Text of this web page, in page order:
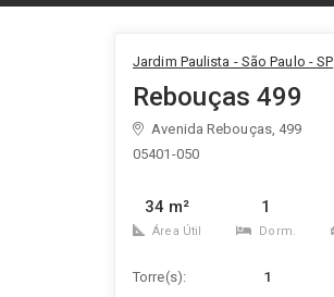
Jardim Paulista - São Paulo - SP
Rebouças 499
Avenida Rebouças, 499
05401-050
34 m²
Área Útil
1
Dorm.
Torre(s):
1